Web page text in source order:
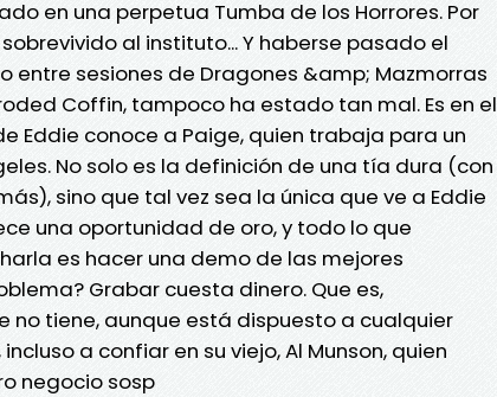
en una perpetua Tumba de los Horrores. Por
al instituto... Y haberse pasado el
sesiones de Dragones &amp; Mazmorras
Coffin, tampoco ha estado tan mal. Es en el
Eddie conoce a Paige, quien trabaja para un
No solo es la definición de una tía dura (con
sino que tal vez sea la única que ve a Eddie
una oportunidad de oro, y todo lo que
es hacer una demo de las mejores
Grabar cuesta dinero. Que es,
no tiene, aunque está dispuesto a cualquier
a confiar en su viejo, Al Munson, quien
negocio sosp